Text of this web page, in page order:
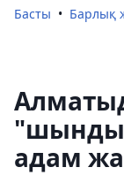
Басты Барлық
адам